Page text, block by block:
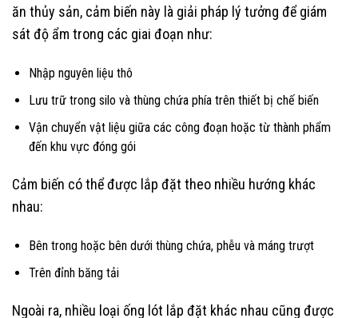
ăn thủy sản, cảm biến này là giải pháp lý tưởng để giám
sát độ ẩm trong các giai đoạn như:
Nhập nguyên liệu thô
Lưu trữ trong silo và thùng chứa phía trên thiết bị chế biến
Vận chuyển vật liệu giữa các công đoạn hoặc từ thành phẩm
đến khu vực đóng gói
Cảm biến có thể được lắp đặt theo nhiều hướng khác
nhau:
Bên trong hoặc bên dưới thùng chứa, phễu và máng trượt
Trên đỉnh băng tải
Ngoài ra, nhiều loại ống lót lắp đặt khác nhau cũng được